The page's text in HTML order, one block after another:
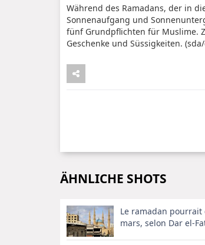
Während des Ramadans, der in
Sonnenaufgang und
fünf Grundpflichten für Muslime.
Geschenke und Süssigkeiten.
ÄHNLICHE SHOTS
Le ramadan
mars, selon Dar el-